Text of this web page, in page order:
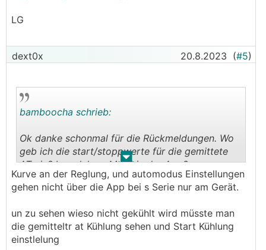
LG
dext0x 20.8.2023 (#5)
. .
bamboocha schrieb:
Ok danke schonmal für die Rückmeldungen. Wo
geb ich die start/stoppwerte für die gemittete
ATein? In welchem Menü in der App?
das einstellen der "Kurve" macht über die App
wohl aber keinen Sinn. Weil unter Kurve 5 oder
Warum heute auch noch nicht gekühlt wird
versteh ich auch net
Kurve an der Reglung, und automodus Einstellungen
gehen nicht über die App bei s Serie nur am Gerät.
un zu sehen wieso nicht gekühlt wird müsste man
die gemitteltr at Kühlung sehen und Start Kühlung
einstlelung